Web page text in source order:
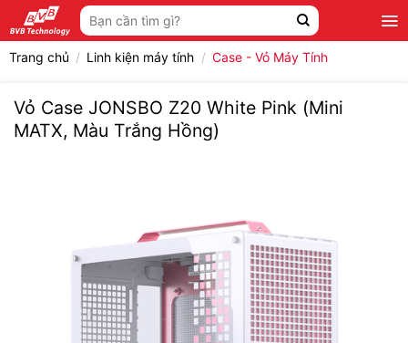
qua
nội
Tìm
kiếm:
Trang chủ / Linh kiện máy tính / Case - Vỏ Máy Tính
Vỏ Case JONSBO Z20 White Pink (Mini
MATX, Màu Trắng Hồng)